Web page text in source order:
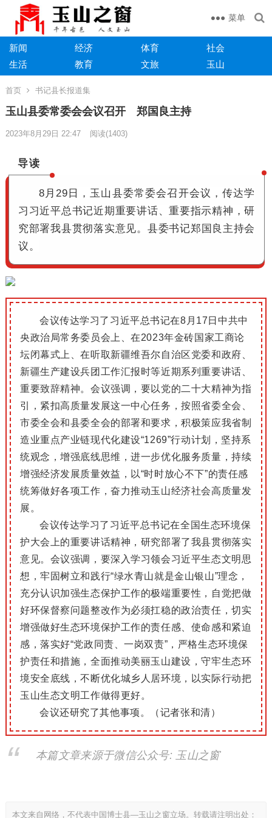
菜单
新闻 经济 体育
社会
生活
教育 文旅 玉山
首页 书记县长报道集
玉山县委常委会会议召开 郑国良主持
2023年8月29日 22:47 阅读(1403)
导读
8月29日，玉山县委常委会召开会议，传达学
习习近平总书记近期重要讲话、重要指示精神，研
究部署我县贯彻落实意见。 县委书记郑国良主持会
议。
会议传达学习了习近平总书记在8月17日中共中
央政治局常务委员会上、在2023年金砖国家工商论
坛闭幕式上、在听取新疆维吾尔自治区党委和政府、
新疆生产建设兵团工作汇报时等近期系列重要讲话、
重要致辞精神。会议强调，要以党的二十大精神为指
引， 紧扣高质量发展这一中心任务 ，按照省委全会、
市委全会和县委全会的部署和要求，积极策应我省制
造业重点产业链现代化建设“1269”行动计划，坚持系
统观念，增强底线思维，进一步优化服务质量，持续
增强经济发展质量效益，以“时时放心不下”的责任感
统筹做好各项工作，奋力推动玉山经济社会高质量发
展。
会议传达学习了习近平总书记在全国生态环境保
护大会上的重要讲话精神，研究部署了我县贯彻落实
意见。会议强调，要深入学习领会习近平生态文明思
想，牢固树立和践行“绿水青山就是金山银山”理念，
充分认识加强生态保护工作的极端重要性，自觉把做
好环保督察问题整改作为必须扛稳的政治责任，切实
增强做好生态环境保护工作的责任感、 使命感和紧迫
感，落实好“党政同责、一岗双责”，严格生态环境保
护责任和措施，全面推动美丽玉山建设，守牢生态环
境安全底线，不断优化城乡人居环境，以实际行动把
玉山生态文明工作做得更好。
会议还研究了其他事项。（记者张和清）
本篇文章来源于微信公众号: 玉山之窗
本文来自网络，不代表中国博士县—玉山之窗立场。转载请注明出处：